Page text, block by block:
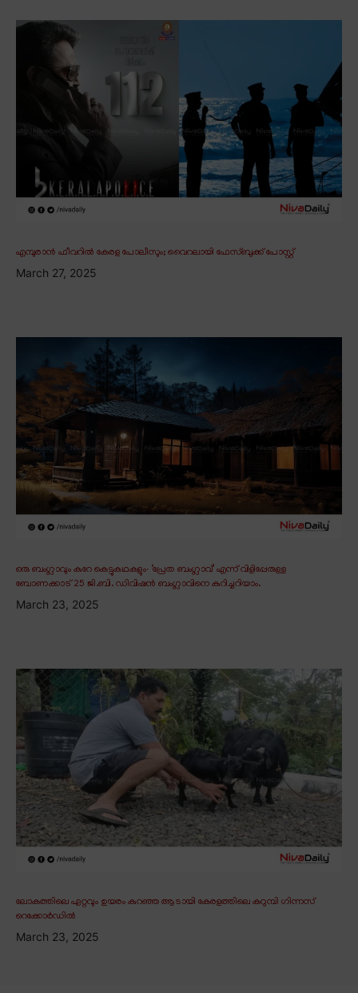
എമ്പുരാൻ ഫീവറിൽ കേരള പോലീസും; വൈറലായി ഫേസ്ബുക്ക് പോസ്റ്റ്
March 27, 2025
ഒരു ബംഗ്ലാവും കുറേ കെട്ടുകഥകളും∙ ‘പ്രേത ബംഗ്ലാവ്’ എന്ന് വിളിപ്പേരുള്ള
ബോണക്കാട് 25 ജി.ബി. ഡിവിഷൻ ബംഗ്ലാവിനെ കുറിച്ചറിയാം.
March 23, 2025
ലോകത്തിലെ ഏറ്റവും ഉയരം കുറഞ്ഞ ആടായി കേരളത്തിലെ കറുമ്പി ഗിന്നസ്
റെക്കോർഡിൽ
March 23, 2025